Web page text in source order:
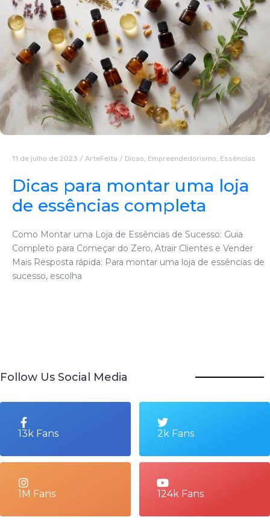
11 de julho de 2023 / ArteFeita / Dicas Empreendedorismo Essências
Dicas para montar uma loja
de essências completa
Como Montar uma Loja de Essências de Sucesso: Guia
Completo para Começar do Zero, Atrair Clientes e Vender
Mais Resposta rápida: Para montar uma loja de essências de
sucesso, escolha
Follow Us Social Media
13k Fans 2k Fans
1M Fans 124k Fans